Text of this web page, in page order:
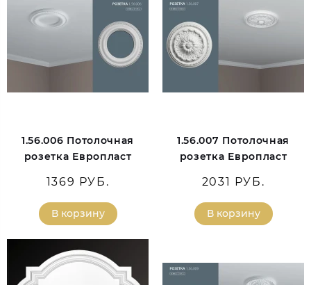
1.56.006 Потолочная
розетка Европласт
1369 РУБ.
В корзину
1.56.007 Потолочная
розетка Европласт
2031 РУБ.
В корзину